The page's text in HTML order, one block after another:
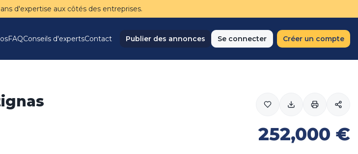
ans d'expertise aux côtés des entreprises.
FAQConseils d'expertsContact Publier des annonces Se connecter Créer un compte
252,000 €